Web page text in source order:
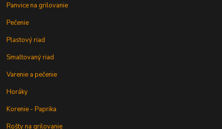
Panvice na grilovanie
Pečenie
Plastový riad
Smaltovaný riad
Varenie a pečenie
Horáky
Korenie - Paprika
Rošty na grilovanie